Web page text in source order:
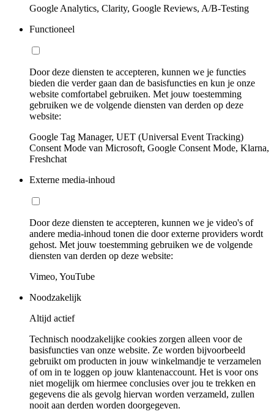
Google Analytics, Clarity, Google Reviews, A/B-Testing
Functioneel
Door deze diensten te accepteren, kunnen we je functies
bieden die verder gaan dan de basisfuncties en kun je onze
website comfortabel gebruiken. Met jouw toestemming
gebruiken we de volgende diensten van derden op deze
website:
Google Tag Manager, UET (Universal Event Tracking)
Consent Mode van Microsoft, Google Consent Mode, Klarna,
Freshchat
Externe media-inhoud
Door deze diensten te accepteren, kunnen we je video's of
andere media-inhoud tonen die door externe providers wordt
gehost. Met jouw toestemming gebruiken we de volgende
diensten van derden op deze website:
Vimeo, YouTube
Noodzakelijk
Altijd actief
Technisch noodzakelijke cookies zorgen alleen voor de
basisfuncties van onze website. Ze worden bijvoorbeeld
gebruikt om producten in jouw winkelmandje te verzamelen
of om in te loggen op jouw klantenaccount. Het is voor ons
niet mogelijk om hiermee conclusies over jou te trekken en
gegevens die als gevolg hiervan worden verzameld, zullen
nooit aan derden worden doorgegeven.